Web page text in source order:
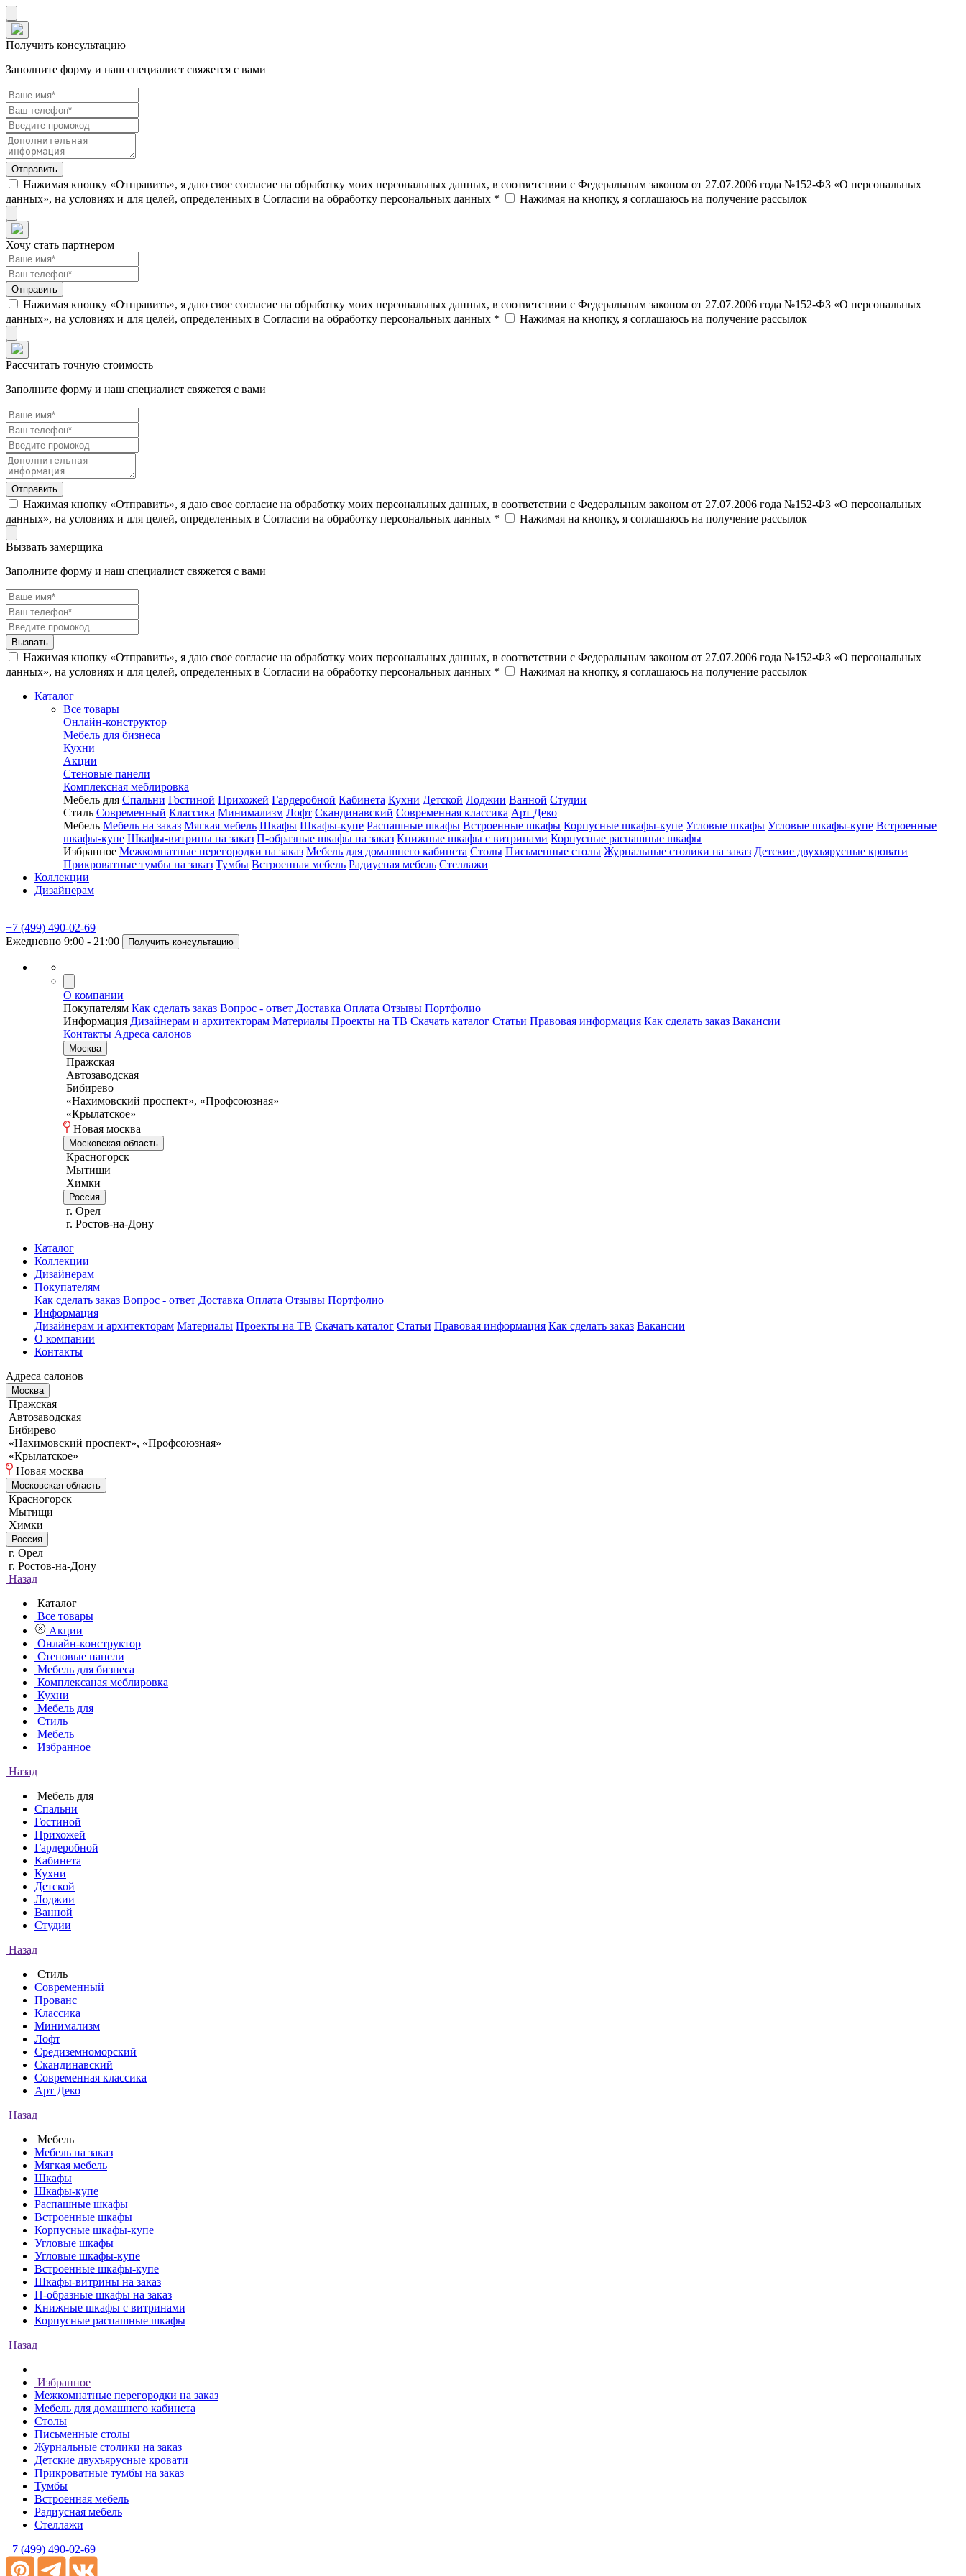
Получить консультацию
Заполните форму и наш специалист свяжется с вами
Нажимая кнопку «Отправить», я даю свое согласие на обработку моих персональных данных, в соответствии с Федеральным законом от 27.07.2006 года №152-ФЗ «О персональных
данных», на условиях и для целей, определенных в Согласии на обработку персональных данных *
Нажимая на кнопку, я соглашаюсь на получение рассылок
Хочу стать партнером
Нажимая кнопку «Отправить», я даю свое согласие на обработку моих персональных данных, в соответствии с Федеральным законом от 27.07.2006 года №152-ФЗ «О персональных
данных», на условиях и для целей, определенных в Согласии на обработку персональных данных *
Нажимая на кнопку, я соглашаюсь на получение рассылок
Рассчитать точную стоимость
Заполните форму и наш специалист свяжется с вами
Нажимая кнопку «Отправить», я даю свое согласие на обработку моих персональных данных, в соответствии с Федеральным законом от 27.07.2006 года №152-ФЗ «О персональных
данных», на условиях и для целей, определенных в Согласии на обработку персональных данных *
Нажимая на кнопку, я соглашаюсь на получение рассылок
Вызвать замерщика
Заполните форму и наш специалист свяжется с вами
Нажимая кнопку «Отправить», я даю свое согласие на обработку моих персональных данных, в соответствии с Федеральным законом от 27.07.2006 года №152-ФЗ «О персональных
данных», на условиях и для целей, определенных в Согласии на обработку персональных данных *
Нажимая на кнопку, я соглашаюсь на получение рассылок
Каталог
Все товары
Онлайн-конструктор
Мебель для бизнеса
Кухни
Акции
Стеновые панели
Комплексная меблировка
Мебель для Спальни Гостиной Прихожей Гардеробной Кабинета Кухни Детской Лоджии Ванной Студии
Стиль Современный Классика Минимализм Лофт Скандинавский Современная классика Арт Деко
Мебель Мебель на заказ Мягкая мебель Шкафы Шкафы-купе Распашные шкафы Встроенные шкафы Корпусные шкафы-купе Угловые шкафы Угловые шкафы-купе Встроенные
шкафы-купе Шкафы-витрины на заказ П-образные шкафы на заказ Книжные шкафы с витринами Корпусные распашные шкафы
Избранное Межкомнатные перегородки на заказ Мебель для домашнего кабинета Столы Письменные столы Журнальные столики на заказ Детские двухъярусные кровати
Прикроватные тумбы на заказ Тумбы Встроенная мебель Радиусная мебель Стеллажи
Коллекции
Дизайнерам
+7 (499) 490-02-69
Ежедневно 9:00 - 21:00
Получить консультацию
О компании
Покупателям Как сделать заказ Вопрос - ответ Доставка Оплата Отзывы Портфолио
Информация Дизайнерам и архитекторам Материалы Проекты на ТВ Скачать каталог Статьи Правовая информация Как сделать заказ Вакансии
Контакты Адреса салонов
Москва
Пражская
Автозаводская
Бибирево
«Нахимовский проспект», «Профсоюзная»
«Крылатское»
Новая москва
Московская область
Красногорск
Мытищи
Химки
Россия
г. Орел
г. Ростов-на-Дону
Каталог
Коллекции
Дизайнерам
Покупателям
Как сделать заказ Вопрос - ответ Доставка Оплата Отзывы Портфолио
Информация
Дизайнерам и архитекторам Материалы Проекты на ТВ Скачать каталог Статьи Правовая информация Как сделать заказ Вакансии
О компании
Контакты
Адреса салонов
Москва
Пражская
Автозаводская
Бибирево
«Нахимовский проспект», «Профсоюзная»
«Крылатское»
Новая москва
Московская область
Красногорск
Мытищи
Химки
Россия
г. Орел
г. Ростов-на-Дону
Назад
Каталог
Все товары
Акции
Онлайн-конструктор
Стеновые панели
Мебель для бизнеса
Комплексаная меблировка
Кухни
Мебель для
Стиль
Мебель
Избранное
Назад
Мебель для
Спальни
Гостиной
Прихожей
Гардеробной
Кабинета
Кухни
Детской
Лоджии
Ванной
Студии
Назад
Стиль
Современный
Прованс
Классика
Минимализм
Лофт
Средиземноморский
Скандинавский
Современная классика
Арт Деко
Назад
Мебель
Мебель на заказ
Мягкая мебель
Шкафы
Шкафы-купе
Распашные шкафы
Встроенные шкафы
Корпусные шкафы-купе
Угловые шкафы
Угловые шкафы-купе
Встроенные шкафы-купе
Шкафы-витрины на заказ
П-образные шкафы на заказ
Книжные шкафы с витринами
Корпусные распашные шкафы
Назад
Избранное
Межкомнатные перегородки на заказ
Мебель для домашнего кабинета
Столы
Письменные столы
Журнальные столики на заказ
Детские двухъярусные кровати
Прикроватные тумбы на заказ
Тумбы
Встроенная мебель
Радиусная мебель
Стеллажи
+7 (499) 490-02-69